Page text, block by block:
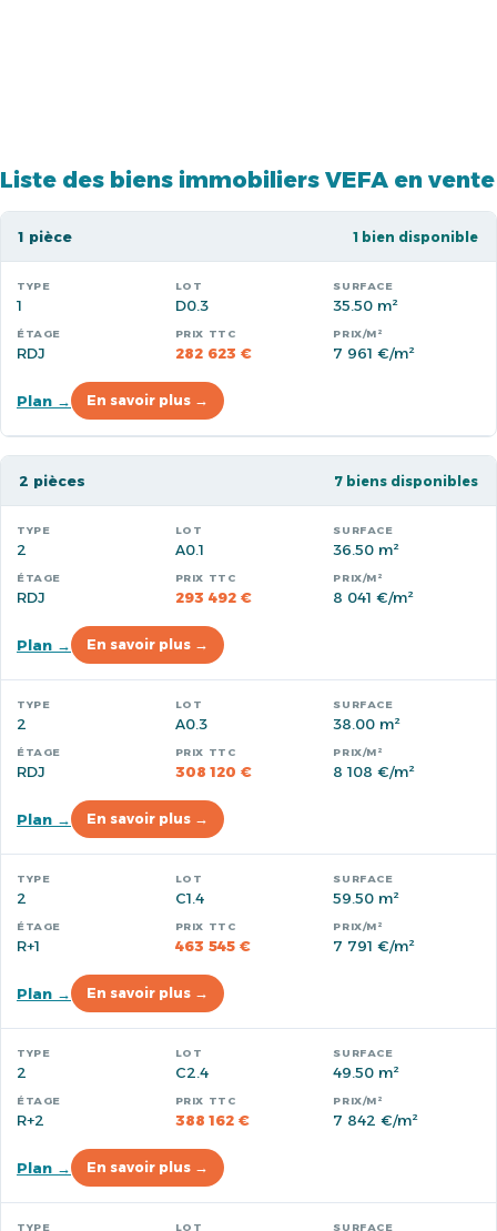
Liste des biens immobiliers VEFA en vente
1 pièce 1 bien disponible
1 D0.3 35.50 m²
RDJ 282 623 € 7 961 €/m²
Plan → En savoir plus →
2 pièces 7 biens disponibles
2 A0.1 36.50 m²
RDJ 293 492 € 8 041 €/m²
Plan → En savoir plus →
2 A0.3 38.00 m²
RDJ 308 120 € 8 108 €/m²
Plan → En savoir plus →
2 C1.4 59.50 m²
R+1 463 545 € 7 791 €/m²
Plan → En savoir plus →
2 C2.4 49.50 m²
R+2 388 162 € 7 842 €/m²
Plan → En savoir plus →